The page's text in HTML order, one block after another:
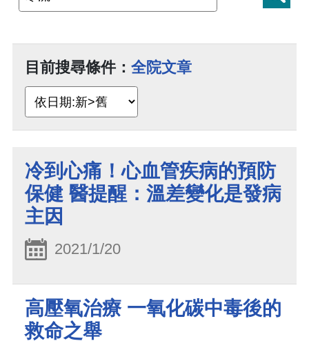
目前搜尋條件： 全院文章
冷到心痛！心血管疾病的預防
保健 醫提醒：溫差變化是發病
主因
2021/1/20
高壓氧治療 一氧化碳中毒後的
救命之舉